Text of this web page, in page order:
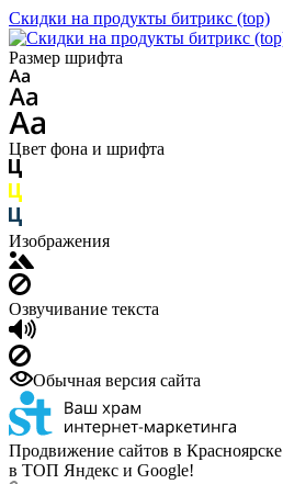
Скидки на продукты битрикс (top)
Размер шрифта
Цвет фона и шрифта
Изображения
Озвучивание текста
Обычная версия сайта
Продвижение сайтов в Красноярске
в ТОП Яндекс и Google!